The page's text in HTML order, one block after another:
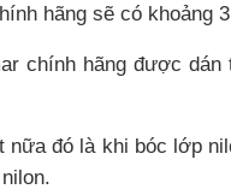
hãng sẽ có khoảng
chính hãng được
nữa đó là khi bóc lớp